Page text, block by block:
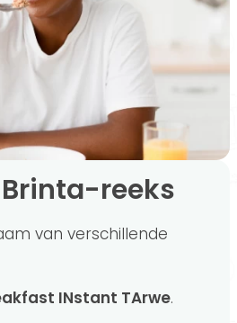
Brinta-reeks
van verschillende
INstant TArwe.